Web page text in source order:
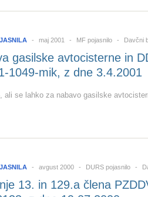
maj 2001 MF pojasnilo Davčni
gasilske avtocisterne in
1049-mik, z dne 3.4.2001
ali se lahko za nabavo gasilske
avgust 2000 DURS pojasnilo
13. in 129.a člena